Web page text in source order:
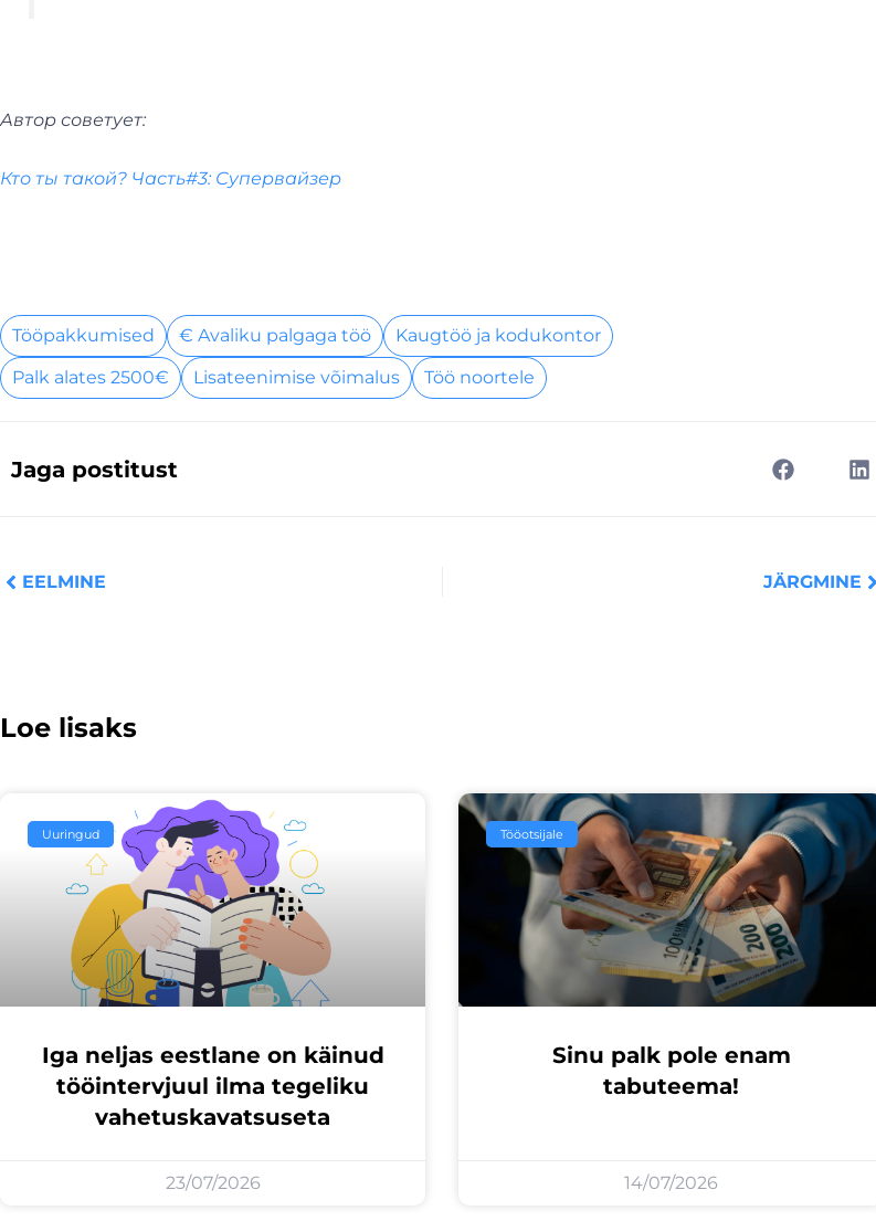
Автор советует:
Кто ты такой? Часть#3: Супервайзер
Tööpakkumised € Avaliku palgaga töö
Kaugtöö ja kodukontor
Palk alates 2500€
Lisateenimise võimalus Töö noortele
Jaga postitust
EELMINE JÄRGMINE
Loe lisaks
Uuringud
Iga neljas eestlane on käinud
tööintervjuul ilma tegeliku
vahetuskavatsuseta
23/07/2026
Tööotsijale
Sinu palk pole enam
tabuteema!
14/07/2026